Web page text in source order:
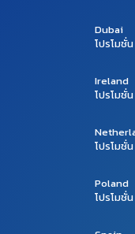
Dubai
โปรโมชั่น
Ireland
โปรโมชั่น
โปรโมชั่น
Poland
โปรโมชั่น